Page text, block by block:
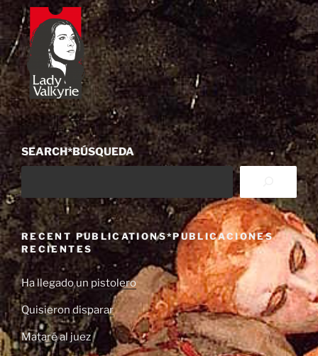
SEARCH*BÚSQUEDA
RECENT PUBLICATIONS*PUBLICACIONES
RECIENTES
Ha llegado un pistolero
Quisieron disparar
Mataré al juez